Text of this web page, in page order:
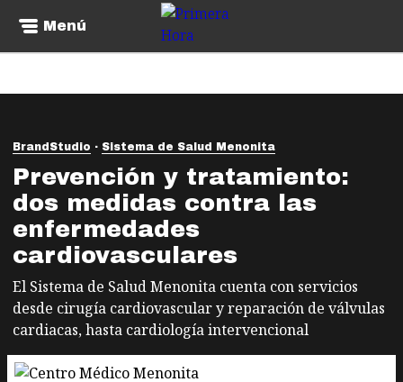
Menú
BrandStudio Sistema de Salud Menonita
Prevención y tratamiento:
dos medidas contra las
enfermedades
cardiovasculares
El Sistema de Salud Menonita cuenta con servicios
desde cirugía cardiovascular y reparación de válvulas
cardiacas, hasta cardiología intervencional